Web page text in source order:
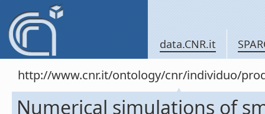
data.CNR.it
http://www.cnr.it/ontology/cnr/individuo/
Numerical simulations of